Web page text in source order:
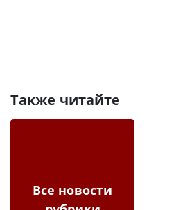
Также читайте
Все новости